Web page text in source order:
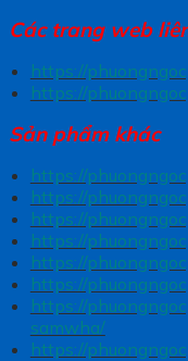
Các trang web
https://
https://
Sản phẩm khác
https://
https://
https://
https://
https://
https://
https://
samwha/
https://